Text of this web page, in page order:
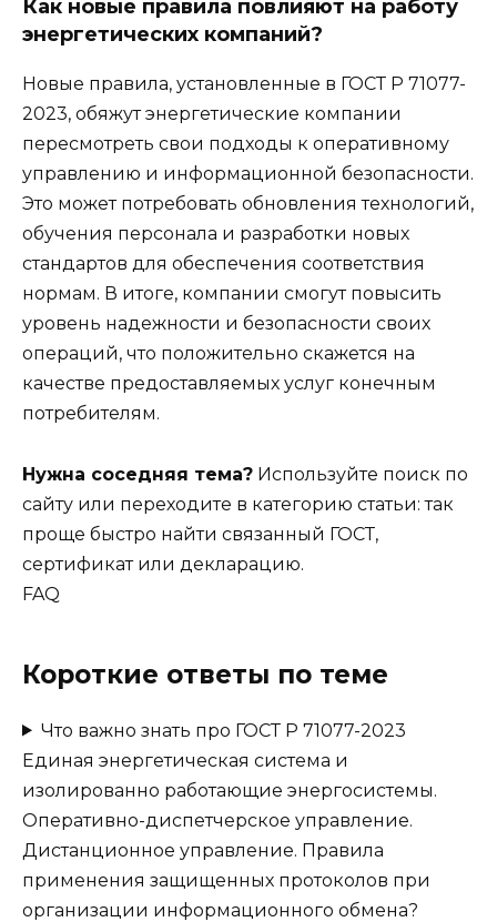
Как новые правила повлияют на работу
энергетических компаний?
Новые правила, установленные в ГОСТ Р 71077-
2023, обяжут энергетические компании
пересмотреть свои подходы к оперативному
управлению и информационной безопасности.
Это может потребовать обновления технологий,
обучения персонала и разработки новых
стандартов для обеспечения соответствия
нормам. В итоге, компании смогут повысить
уровень надежности и безопасности своих
операций, что положительно скажется на
качестве предоставляемых услуг конечным
потребителям.
Нужна соседняя тема? Используйте поиск по
сайту или переходите в категорию статьи: так
проще быстро найти связанный ГОСТ,
сертификат или декларацию.
FAQ
Короткие ответы по теме
Что важно знать про ГОСТ Р 71077-2023
Единая энергетическая система и
изолированно работающие энергосистемы.
Оперативно-диспетчерское управление.
Дистанционное управление. Правила
применения защищенных протоколов при
организации информационного обмена?